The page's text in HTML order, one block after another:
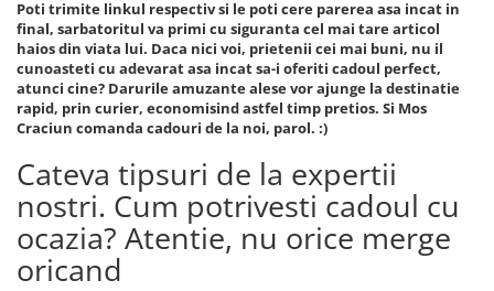
Poti trimite linkul respectiv si le poti cere parerea asa incat in
final, sarbatoritul va primi cu siguranta cel mai tare articol
haios din viata lui. Daca nici voi, prietenii cei mai buni, nu il
cunoasteti cu adevarat asa incat sa-i oferiti cadoul perfect,
atunci cine? Darurile amuzante alese vor ajunge la destinatie
rapid, prin curier, economisind astfel timp pretios. Si Mos
Craciun comanda cadouri de la noi, parol. :)
Cateva tipsuri de la expertii
nostri. Cum potrivesti cadoul cu
ocazia? Atentie, nu orice merge
oricand